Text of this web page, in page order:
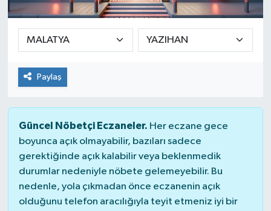
Paylaş
Güncel Nöbetçi Eczaneler. Her eczane gece
boyunca açık olmayabilir, bazıları sadece
gerektiğinde açık kalabilir veya beklenmedik
durumlar nedeniyle nöbete gelemeyebilir. Bu
nedenle, yola çıkmadan önce eczanenin açık
olduğunu telefon aracılığıyla teyit etmeniz iyi bir
Ekonomi
Sağlık
Teknoloji